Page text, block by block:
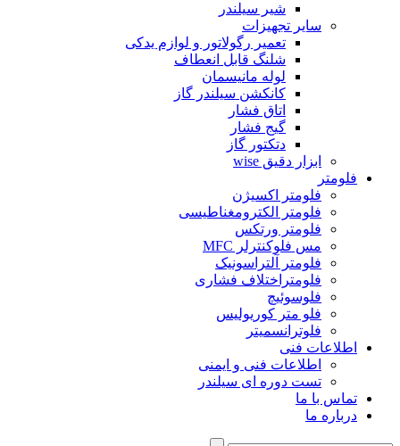
شیر سیلندر
سایر تجهیزات
تعمیر رگولاتور و لوازم یدکی
شلنگ قابل انعطاف
لوله مانیسمان
کانکشن سیلندر گاز
اتاق فشار
گیج فشار
دتکتور گاز
ابزار دقیق wise
فلومتر
فلومتر اکسیژن
فلومتر الکترومغناطیسی
فلومتر ورتکس
مس فلوکنترلر MFC
فلومتر آلتراسونیک
فلومتراختلاف فشاری
فلوسوئیچ
فلو متر کوریولیس
فلوترانسمیتر
اطلاعات فنی
اطلاعات فنی و ایمنی
تست دوره ای سیلندر
تماس با ما
درباره ما